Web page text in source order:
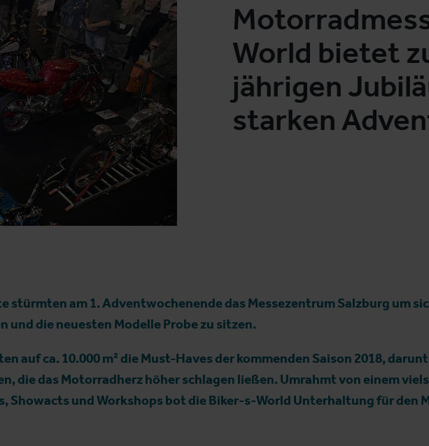
World bietet
jährigen
starken
stürmten am 1. Adventwochenende das Messezentrum Salzburg um
und die neuesten Modelle Probe zu sitzen.
auf ca. 10.000 m² die Must-Haves der kommenden Saison 2018,
die das Motorradherz höher schlagen ließen. Umrahmt von einem
Showacts und Workshops bot die Biker-s-World Unterhaltung für den